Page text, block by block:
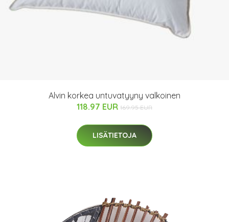
Alvin korkea untuvatyyny valkoinen
118.97 EUR 169.95 EUR
LISÄTIETOJA